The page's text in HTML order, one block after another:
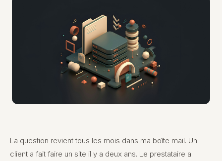
La question revient tous les mois dans ma boîte mail. Un
client a fait faire un site il y a deux ans. Le prestataire a